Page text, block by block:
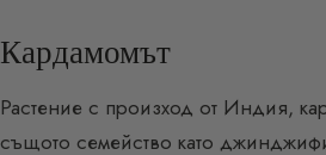
Кардамомът
Растение с произход от Индия,
същото семейство като